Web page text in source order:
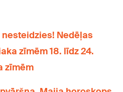
Nedēļas
zīmēm 18. līdz 24.
zīmēm